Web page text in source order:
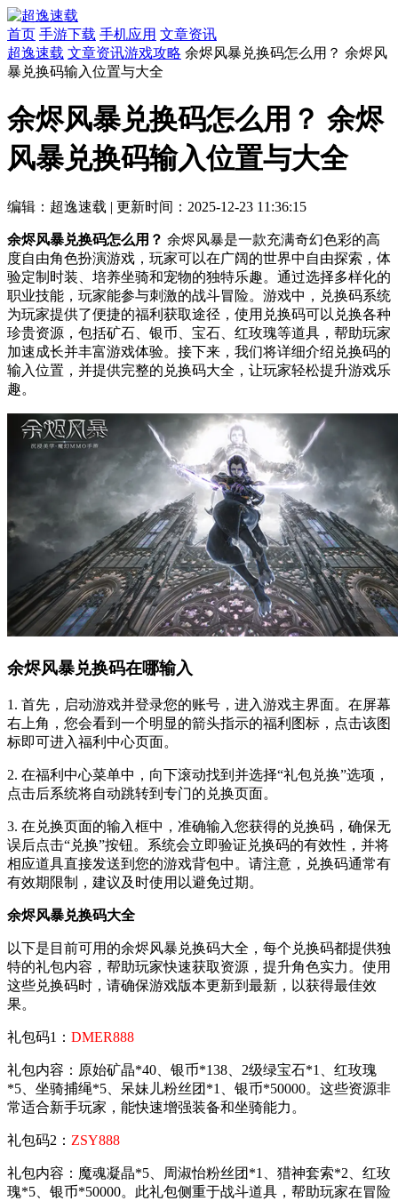
首页 手游下载 手机应用 文章资讯
超逸速载 文章资讯游戏攻略 余烬风暴兑换码怎么用？ 余烬风
暴兑换码输入位置与大全
余烬风暴兑换码怎么用？ 余烬
风暴兑换码输入位置与大全
编辑：超逸速载 | 更新时间：2025-12-23 11:36:15
余烬风暴兑换码怎么用？ 余烬风暴是一款充满奇幻色彩的高
度自由角色扮演游戏，玩家可以在广阔的世界中自由探索，体
验定制时装、培养坐骑和宠物的独特乐趣。通过选择多样化的
职业技能，玩家能参与刺激的战斗冒险。游戏中，兑换码系统
为玩家提供了便捷的福利获取途径，使用兑换码可以兑换各种
珍贵资源，包括矿石、银币、宝石、红玫瑰等道具，帮助玩家
加速成长并丰富游戏体验。接下来，我们将详细介绍兑换码的
输入位置，并提供完整的兑换码大全，让玩家轻松提升游戏乐
趣。
余烬风暴兑换码在哪输入
1. 首先，启动游戏并登录您的账号，进入游戏主界面。在屏幕
右上角，您会看到一个明显的箭头指示的福利图标，点击该图
标即可进入福利中心页面。
2. 在福利中心菜单中，向下滚动找到并选择“礼包兑换”选项，
点击后系统将自动跳转到专门的兑换页面。
3. 在兑换页面的输入框中，准确输入您获得的兑换码，确保无
误后点击“兑换”按钮。系统会立即验证兑换码的有效性，并将
相应道具直接发送到您的游戏背包中。请注意，兑换码通常有
有效期限制，建议及时使用以避免过期。
余烬风暴兑换码大全
以下是目前可用的余烬风暴兑换码大全，每个兑换码都提供独
特的礼包内容，帮助玩家快速获取资源，提升角色实力。使用
这些兑换码时，请确保游戏版本更新到最新，以获得最佳效
果。
礼包码1： DMER888
礼包内容：原始矿晶*40、银币*138、2级绿宝石*1、红玫瑰
*5、坐骑捕绳*5、呆妹儿粉丝团*1、银币*50000。这些资源非
常适合新手玩家，能快速增强装备和坐骑能力。
礼包码2： ZSY888
礼包内容：魔魂凝晶*5、周淑怡粉丝团*1、猎神套索*2、红玫
瑰*5、银币*50000。此礼包侧重于战斗道具，帮助玩家在冒险